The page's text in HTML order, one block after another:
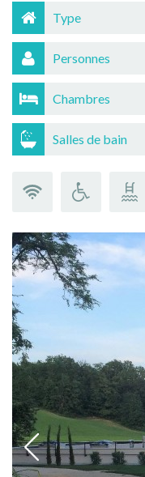
Type
Personnes
Chambres
Salles de bain